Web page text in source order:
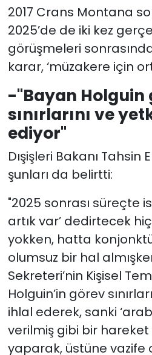
2017 Crans Montana
2025’de de iki kez
görüşmeleri
karar, ‘müzakere için
-"Bayan Holguin
sınırlarını ve
ediyor"
Dışişleri Bakanı Tahsin
şunları da belirtti:
"2025 sonrası süreçte
artık var’ dedirtecek
yokken, hatta
olumsuz bir hal
Sekreteri’nin Kişisel
Holguin’in görev
ihlal ederek, sanki
verilmiş gibi bir hareket
yaparak, üstüne vazife